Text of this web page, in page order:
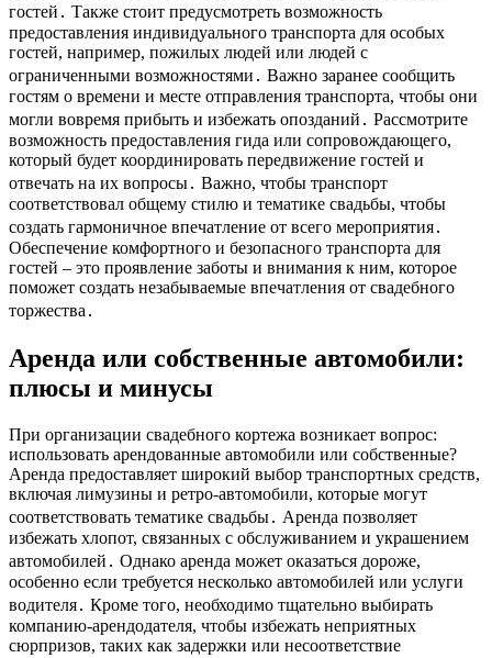
гостей․ Также стоит предусмотреть возможность
предоставления индивидуального транспорта для особых
гостей, например, пожилых людей или людей с
ограниченными возможностями․ Важно заранее сообщить
гостям о времени и месте отправления транспорта, чтобы они
могли вовремя прибыть и избежать опозданий․ Рассмотрите
возможность предоставления гида или сопровождающего,
который будет координировать передвижение гостей и
отвечать на их вопросы․ Важно, чтобы транспорт
соответствовал общему стилю и тематике свадьбы, чтобы
создать гармоничное впечатление от всего мероприятия․
Обеспечение комфортного и безопасного транспорта для
гостей – это проявление заботы и внимания к ним, которое
поможет создать незабываемые впечатления от свадебного
торжества․
Аренда или собственные автомобили:
плюсы и минусы
При организации свадебного кортежа возникает вопрос:
использовать арендованные автомобили или собственные?
Аренда предоставляет широкий выбор транспортных средств,
включая лимузины и ретро-автомобили, которые могут
соответствовать тематике свадьбы․ Аренда позволяет
избежать хлопот, связанных с обслуживанием и украшением
автомобилей․ Однако аренда может оказаться дороже,
особенно если требуется несколько автомобилей или услуги
водителя․ Кроме того, необходимо тщательно выбирать
компанию-арендодателя, чтобы избежать неприятных
сюрпризов, таких как задержки или несоответствие